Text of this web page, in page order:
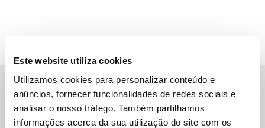
Este website utiliza cookies
Utilizamos cookies para personalizar conteúdo e
anúncios, fornecer funcionalidades de redes sociais e
analisar o nosso tráfego. Também partilhamos
informações acerca da sua utilização do site com os
Outras Universidades na Bélgica